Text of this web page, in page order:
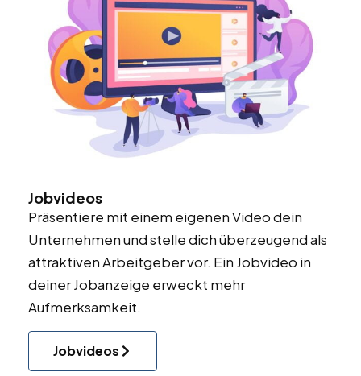
Jobvideos
Präsentiere mit einem eigenen Video dein
Unternehmen und stelle dich überzeugend als
attraktiven Arbeitgeber vor. Ein Jobvideo in
deiner Jobanzeige erweckt mehr
Aufmerksamkeit.
Jobvideos